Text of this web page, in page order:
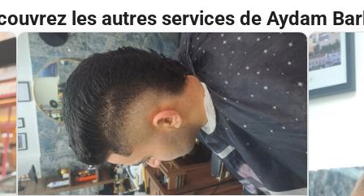
les autres services de Aydam